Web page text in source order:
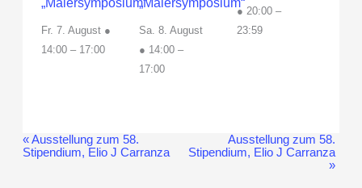
„Malersymposium“
Fr. 7. August ●
14:00– 17:00
„Malersymposium“
Sa. 8. August
● 14:00–
17:00
● 20:00 –
23:59
Veranstaltung-
Navigation
«Ausstellung zum 58.
Stipendium, Elio J Carranza
Ausstellung zum 58.
Stipendium, Elio J Carranza
»